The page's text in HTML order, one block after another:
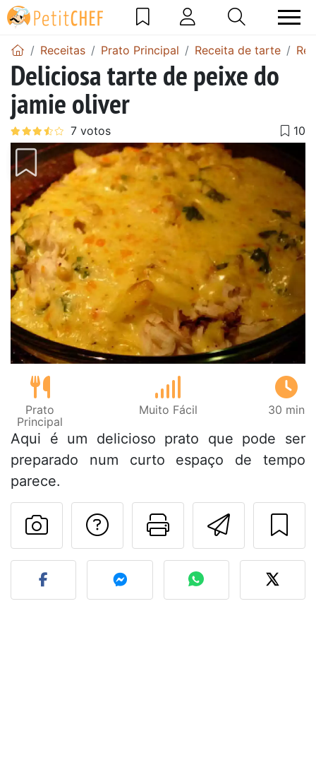
Receitas Prato Principal Receita de tarte
Deliciosa tarte de peixe do
jamie oliver
Prato
Principal
Muito Fácil 30 min
Aqui é um delicioso prato que pode ser
preparado num curto espaço de tempo
parece.
Imprima
Falar com o autor
Fez esta receita?